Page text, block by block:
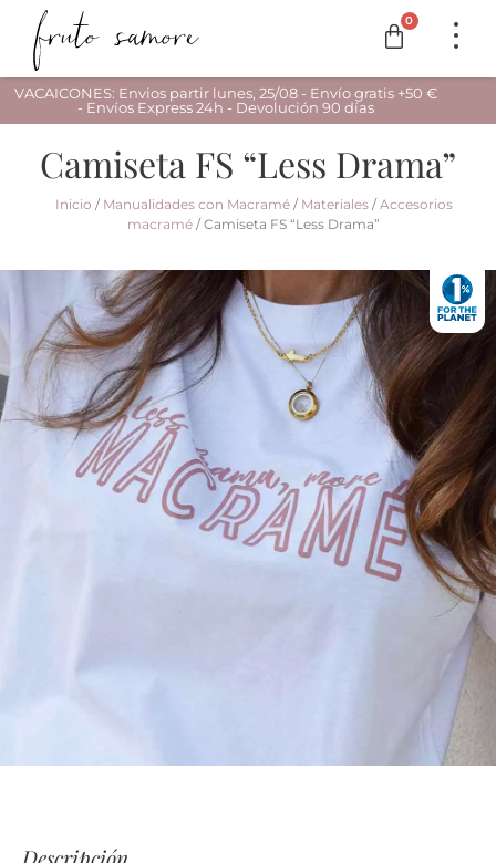
0
VACAICONES: Envios partir lunes, 25/08 - Envío gratis +50 €
- Envíos Express 24h - Devolución 90 días
Camiseta FS “Less Drama”
Inicio / Manualidades con Macramé/ Materiales/Accesorios
macramé / Camiseta FS “Less Drama”